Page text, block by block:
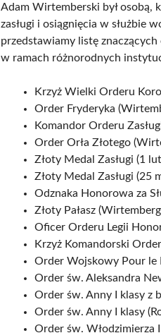
Adam Wirtemberski był osobą,
zasługi i osiągnięcia w służbie
przedstawiamy listę
w ramach różnorodnych
Krzyż Wielki Orderu
Order Fryderyka
Komandor Orderu
Order Orła Złotego
Złoty Medal Zasługi (1
Złoty Medal Zasługi (25
Odznaka Honorowa za
Złoty Pałasz
Oficer Orderu Legii
Krzyż Komandorski
Order Wojskowy Pour le
Order św. Aleksandra
Order św. Anny I klasy z
Order św. Anny I klasy
Order św. Włodzimierza